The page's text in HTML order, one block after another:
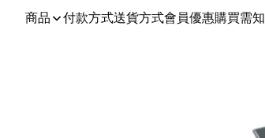
商品 付款方式送貨方式會員優惠購買需知